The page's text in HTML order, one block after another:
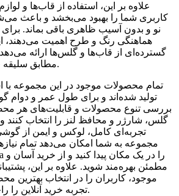
علاوه بر این، استفاده از قاب‌ها و
کاربری شما را بهبود می‌بخشد و باعث
نو و بدون آسیب ظاهری باقی بماند.
هماهنگی رنگ و طرح اهمیت می‌دهند،
گسترده‌ای از قاب‌ها و گلس‌ها ارائه می‌دهد
مطابق سلیقه خود شخصی‌سازی کنند.
تمام محصولات موجود در این مجموعه با
تولید شده‌اند و برای طول عمر و دوام
بررسی تنوع محصولات و قابلیت‌های هر
تجربه‌ای کامل، لوکس و ایمن از
مجموعه به شما امکان می‌دهد تمام
مطمئن بهره‌مند شوید. علاوه بر این،
موجود، کاربران را در انتخاب بهترین
تجربه خرید آنلاین را راحت و مطمئن می‌سازد.